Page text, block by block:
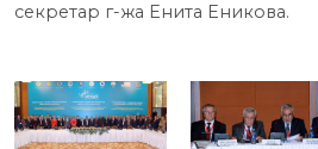
секретар г-жа Енита Еникова.